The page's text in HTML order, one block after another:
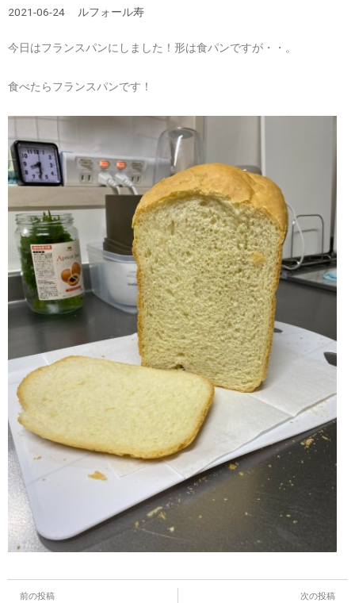
2021-06-24 ルフォール寿
今日はフランスパンにしました！形は食パンですが・・。
食べたらフランスパンです！
前の投稿 次の投稿